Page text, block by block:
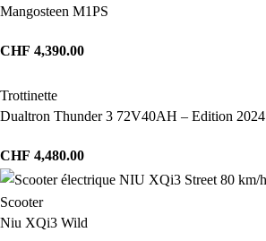
Mangosteen M1PS
CHF 4,390.00
Trottinette
Dualtron Thunder 3 72V40AH – Edition 2024
CHF 4,480.00
Scooter
Niu XQi3 Wild